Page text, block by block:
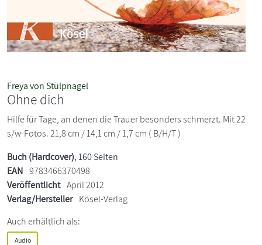
Freya von Stülpnagel
Ohne dich
Hilfe für Tage, an denen die Trauer besonders schmerzt. Mit 22
s/w-Fotos. 21,8 cm / 14,1 cm / 1,7 cm ( B/H/T )
Buch (Hardcover), 160 Seiten
EAN 9783466370498
Veröffentlicht April 2012
Verlag/Hersteller Kösel-Verlag
Auch erhältlich als:
Audio